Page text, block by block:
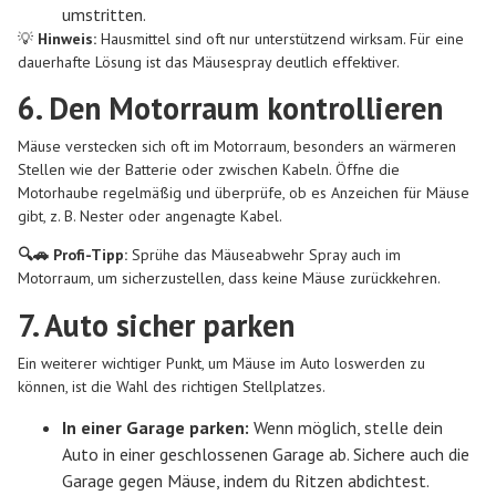
umstritten.
💡 Hinweis: Hausmittel sind oft nur unterstützend wirksam. Für eine
dauerhafte Lösung ist das Mäusespray deutlich effektiver.
6. Den Motorraum kontrollieren
Mäuse verstecken sich oft im Motorraum, besonders an wärmeren
Stellen wie der Batterie oder zwischen Kabeln. Öffne die
Motorhaube regelmäßig und überprüfe, ob es Anzeichen für Mäuse
gibt, z. B. Nester oder angenagte Kabel.
🔍🚗 Profi-Tipp: Sprühe das Mäuseabwehr Spray auch im
Motorraum, um sicherzustellen, dass keine Mäuse zurückkehren.
7. Auto sicher parken
Ein weiterer wichtiger Punkt, um Mäuse im Auto loswerden zu
können, ist die Wahl des richtigen Stellplatzes.
In einer Garage parken: Wenn möglich, stelle dein
Auto in einer geschlossenen Garage ab. Sichere auch die
Garage gegen Mäuse, indem du Ritzen abdichtest.